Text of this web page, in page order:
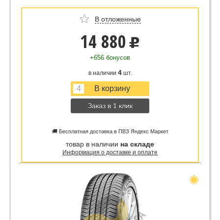
В отложенные
14 880 u
+656 бонусов
в наличии 4шт.
Заказ в 1 клик
🚚 Бесплатная доставка в ПВЗ Яндекс Маркет
товар в наличии на складе
Информация о доставке и оплате